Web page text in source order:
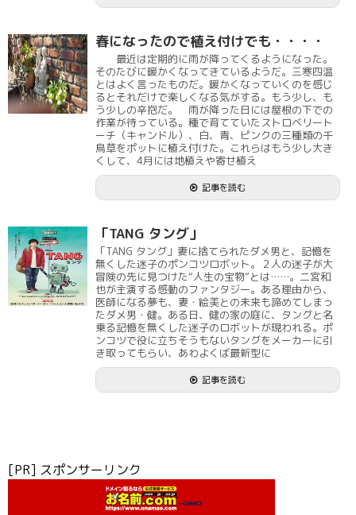
春になったので植え付けでも・・・・
最近は定期的に雨が降ってくるようになった。
そのたびに暖かくなってきているようだ。三寒四温
とはよく言ったものだ。暖かくなっていくのを感じ
るとそれだけで楽しくなる気がする。もう少し、も
う少しの辛抱だ。 雨が降った日には屋根の下での
作業が待っている。種で育てていたストロベリート
ーチ（キャンドル）、白、青、ピンクの三種類の千
鳥草をポットに植え付けた。これらはもう少し大き
くして、4月には地植えや寄せ植え
記事を読む
「TANG タング」
「TANG タング」妻に捨てられたダメ男と、記憶を
無くした迷子のポンコツロボット。２人の迷子が大
冒険の先に見つけた“人生の宝物”とは……。二宮和
也が主演する感動のファンタジー。ある理由から、
医師になる夢も、妻・絵美との未来も諦めてしまっ
たダメ男・健。ある日、健の家の庭に、タングと名
乗る記憶を無くした迷子のロボットが現われる。ポ
ンコツで役に立ちそうもないタングをメーカーに引
き取ってもらい、あわよくば最新型に
記事を読む
[PR] スポンサーリンク